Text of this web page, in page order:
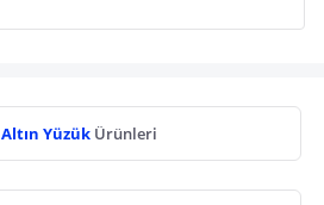
Altın Yüzük Ürünleri